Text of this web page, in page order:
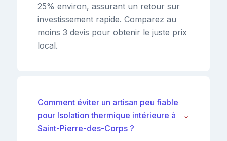
25% environ, assurant un retour sur
investissement rapide. Comparez au
moins 3 devis pour obtenir le juste prix
local.
Comment éviter un artisan peu fiable
pour Isolation thermique intérieure à
Saint-Pierre-des-Corps ?
⌄